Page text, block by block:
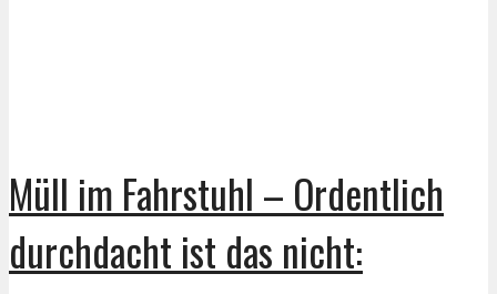
Müll im Fahrstuhl – Ordentlich
durchdacht ist das nicht: